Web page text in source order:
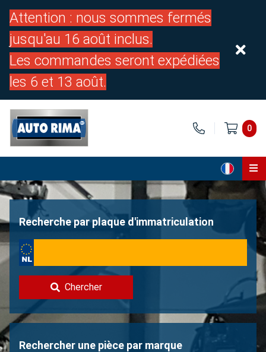
Attention : nous sommes fermés
jusqu'au 16 août inclus.
Les commandes seront expédiées
les 6 et 13 août.
0
Page d'accueil
À propos de nous
Contacter
Vendre une Volvo?
Non trouvée?
Recherche par plaque d'immatriculation
Chercher
Rechercher une pièce par marque